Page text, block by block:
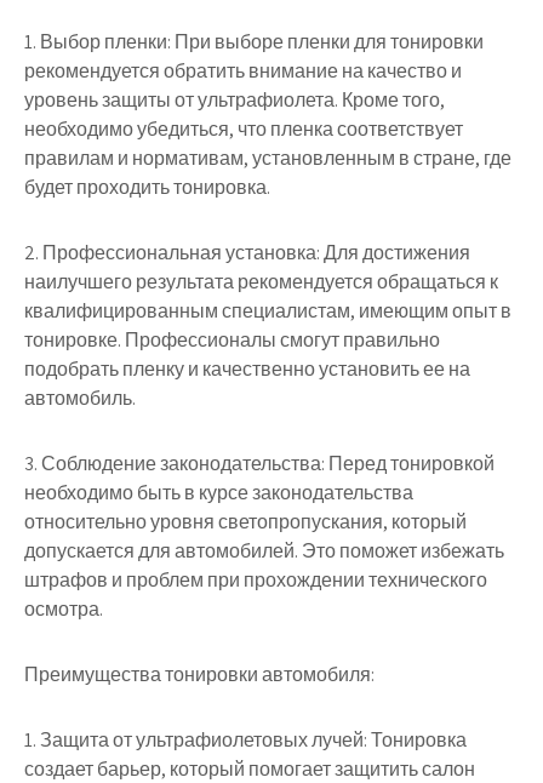
1. Выбор пленки: При выборе пленки для тонировки
рекомендуется обратить внимание на качество и
уровень защиты от ультрафиолета. Кроме того,
необходимо убедиться, что пленка соответствует
правилам и нормативам, установленным в стране, где
будет проходить тонировка.
2. Профессиональная установка: Для достижения
наилучшего результата рекомендуется обращаться к
квалифицированным специалистам, имеющим опыт в
тонировке. Профессионалы смогут правильно
подобрать пленку и качественно установить ее на
автомобиль.
3. Соблюдение законодательства: Перед тонировкой
необходимо быть в курсе законодательства
относительно уровня светопропускания, который
допускается для автомобилей. Это поможет избежать
штрафов и проблем при прохождении технического
осмотра.
Преимущества тонировки автомобиля:
1. Защита от ультрафиолетовых лучей: Тонировка
создает барьер, который помогает защитить салон